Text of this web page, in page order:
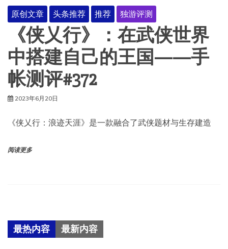
原创文章 头条推荐 推荐 独游评测
《侠乂行》：在武侠世界
中搭建自己的王国——手
帐测评#372
2023年6月20日
《侠乂行：浪迹天涯》是一款融合了武侠题材与生存建造
阅读更多
最热内容 最新内容